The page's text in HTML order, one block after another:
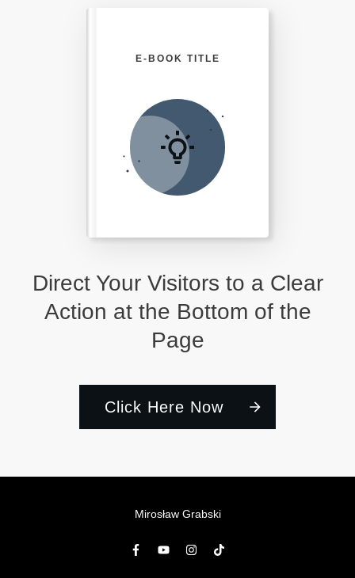
Direct Your Visitors to a Clear
Action at the Bottom of the
Page
Click Here Now
E-BOOK TITLE
Mirosław Grabski